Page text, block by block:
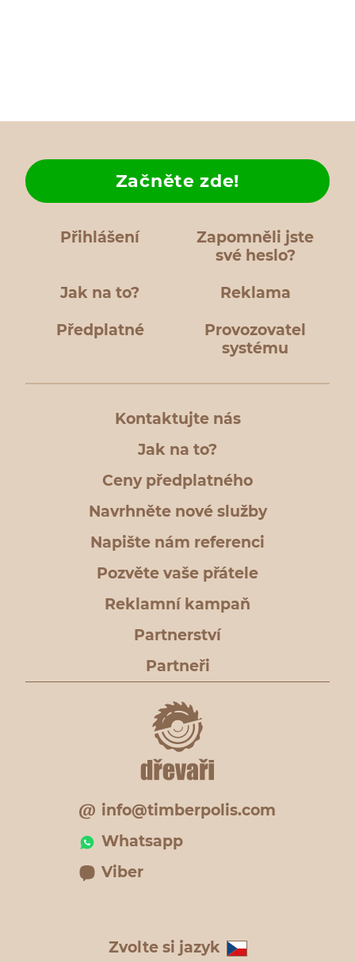
Přihlášení
Zapomněli jste
své heslo?
Jak na to?
Začněte zde!
Reklama
Předplatné
Provozovatel
systému
Kontaktujte nás
Jak na to?
Ceny předplatného
Navrhněte nové služby
Napište nám referenci
Pozvěte vaše přátele
Reklamní kampaň
Partnerství
Partneři
info@timberpolis.com
Whatsapp
Viber
Zvolte si jazyk